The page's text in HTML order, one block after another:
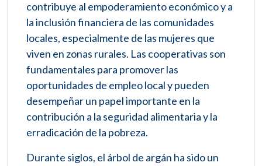
contribuye al empoderamiento económico y a
la inclusión financiera de las comunidades
locales, especialmente de las mujeres que
viven en zonas rurales. Las cooperativas son
fundamentales para promover las
oportunidades de empleo local y pueden
desempeñar un papel importante en la
contribución a la seguridad alimentaria y la
erradicación de la pobreza.
Durante siglos, el árbol de argán ha sido un